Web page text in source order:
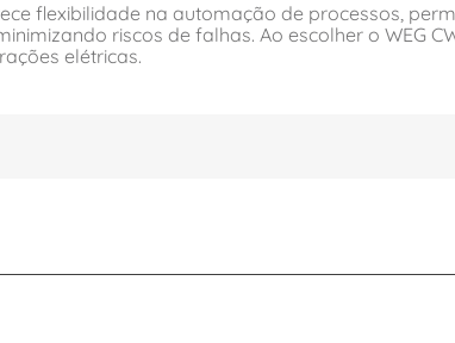
flexibilidade na automação de processos,
riscos de falhas. Ao escolher o WEG
elétricas.